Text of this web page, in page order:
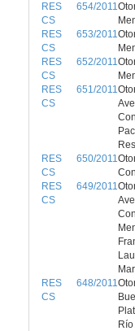
RES 654/2011
CS
RES 653/2011
CS
RES 652/2011
CS
RES 651/2011
CS
RES 650/2011
CS
RES 649/2011
CS
RES 648/2011
CS